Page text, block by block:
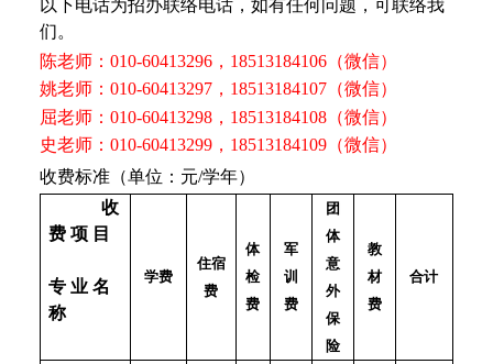
以下电话为招办联络电话，如有任何问题，可联络我
们。
陈老师：010-60413296，18513184106（微信）
姚老师：010-60413297，18513184107（微信）
屈老师：010-60413298，18513184108（微信）
史老师：010-60413299，18513184109（微信）
收费标准（单位：元/学年）
收
费 项 目
专 业 名
称
学费
住宿
费
体
检
费
军
训
费
团
体
意
外
保
险
教
材
费
合计